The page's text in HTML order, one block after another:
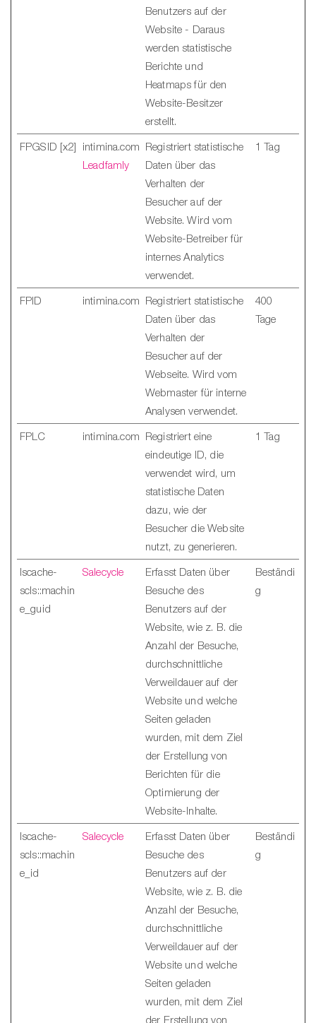
Benutzers auf der
Website - Daraus
werden statistische
Berichte und
Heatmaps für den
Website-Besitzer
erstellt.
FPGSID [x2]
intimina.com
Leadfamly
Registriert statistische
Daten über das
Verhalten der
Besucher auf der
Website. Wird vom
Website-Betreiber für
internes Analytics
verwendet.
1 Tag
FPID intimina.com Registriert statistische
Daten über das
Verhalten der
Besucher auf der
Webseite. Wird vom
Webmaster für interne
Analysen verwendet.
400
Tage
FPLC intimina.com Registriert eine
eindeutige ID, die
verwendet wird, um
statistische Daten
dazu, wie der
Besucher die Website
nutzt, zu generieren.
1 Tag
lscache-
scls::machin
e_guid
Salecycle
Erfasst Daten über
Besuche des
Benutzers auf der
Website, wie z. B. die
Anzahl der Besuche,
durchschnittliche
Verweildauer auf der
Website und welche
Seiten geladen
wurden, mit dem Ziel
der Erstellung von
Berichten für die
Optimierung der
Website-Inhalte.
Beständi
g
lscache-
scls::machin
e_id
Salecycle
Erfasst Daten über
Besuche des
Benutzers auf der
Website, wie z. B. die
Anzahl der Besuche,
durchschnittliche
Verweildauer auf der
Website und welche
Seiten geladen
wurden, mit dem Ziel
der Erstellung von
Beständi
g